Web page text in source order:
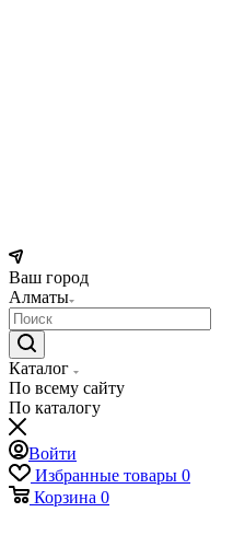
Ваш город
Алматы
Каталог
По всему сайту
По каталогу
Войти
Избранные товары 0
Корзина 0